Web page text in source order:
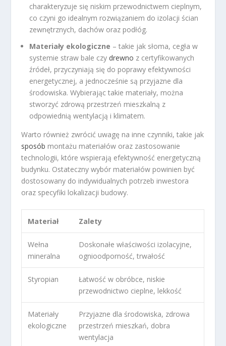
charakteryzuje się niskim przewodnictwem cieplnym,
co czyni go idealnym rozwiązaniem do izolacji ścian
zewnętrznych, dachów oraz podłóg.
Materiały ekologiczne – takie jak słoma, cegła w
systemie straw bale czy drewno z certyfikowanych
źródeł, przyczyniają się do poprawy efektywności
energetycznej, a jednocześnie są przyjazne dla
środowiska. Wybierając takie materiały, można
stworzyć zdrową przestrzeń mieszkalną z
odpowiednią wentylacją i klimatem.
Warto również zwrócić uwagę na inne czynniki, takie jak
sposób montażu materiałów oraz zastosowanie
technologii, które wspierają efektywność energetyczną
budynku. Ostateczny wybór materiałów powinien być
dostosowany do indywidualnych potrzeb inwestora
oraz specyfiki lokalizacji budowy.
Materiał Zalety
Wełna
mineralna
Doskonałe właściwości izolacyjne,
ognioodporność, trwałość
Styropian
Łatwość w obróbce, niskie
przewodnictwo cieplne, lekkość
Materiały
ekologiczne
Przyjazne dla środowiska, zdrowa
przestrzeń mieszkań, dobra
wentylacja